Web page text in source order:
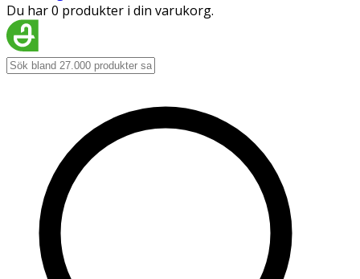
Du har 0 produkter i din varukorg.